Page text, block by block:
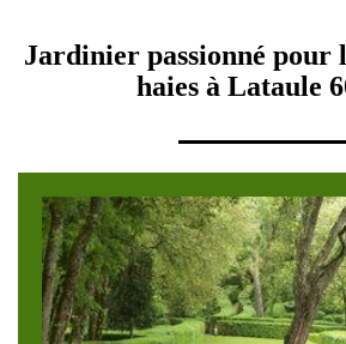
Jardinier passionné pour
haies à Lataule